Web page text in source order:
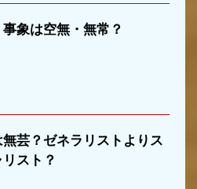
象は空無・無常？
無芸？ゼネラリストよりス
スト？